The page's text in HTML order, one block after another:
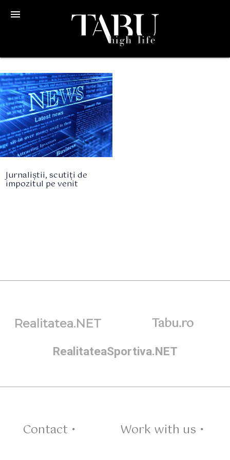
menu
Jurnaliștii, scutiți de
impozitul pe venit
Realitatea.NET Tabu.ro
RealitateaSportiva.NET
Contact •
Work with us •